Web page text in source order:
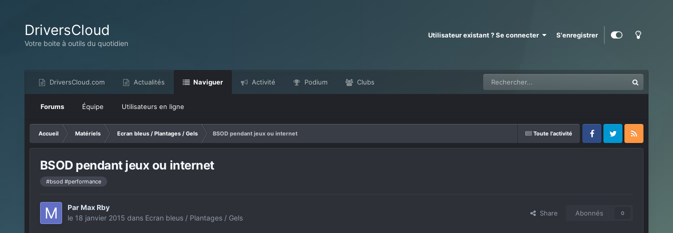
DriversCloud
Votre boite à outils du quotidien
Utilisateur existant ? Se connecter S'enregistrer
DriversCloud.com Actualités Naviguer
Forums Équipe Utilisateurs en ligne
Activité Podium Clubs
Toute l'activité
Accueil Matériels Ecran bleus / Plantages / Gels
BSOD pendant jeux ou internet
FacebookTwitter RSS
BSOD pendant jeux ou internet
#bsod #performance
Par Max Rby
le 18 janvier 2015 dans Ecran bleus / Plantages / Gels
Share Abonnés 0